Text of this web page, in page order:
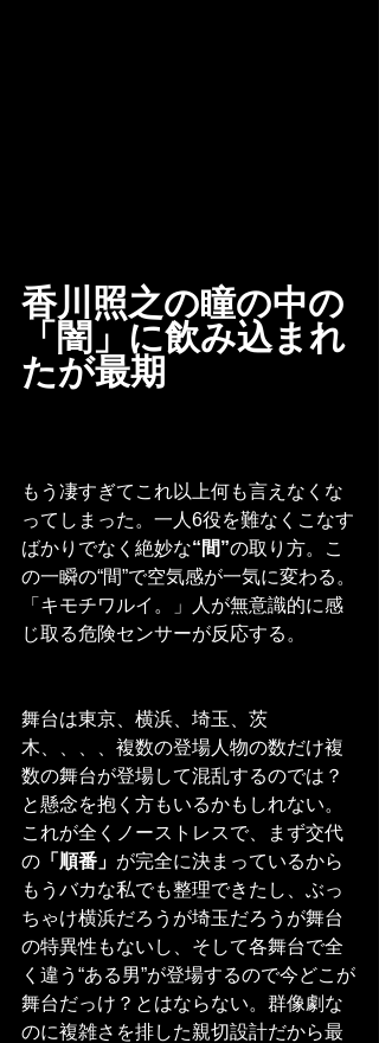
香川照之の瞳の中の
「闇」に飲み込まれ
たが最期
もう凄すぎてこれ以上何も言えなくな
ってしまった。一人6役を難なくこなす
ばかりでなく絶妙な“間”の取り方。こ
の一瞬の“間”で空気感が一気に変わる。
「キモチワルイ。」人が無意識的に感
じ取る危険センサーが反応する。
舞台は東京、横浜、埼玉、茨
木、、、、複数の登場人物の数だけ複
数の舞台が登場して混乱するのでは？
と懸念を抱く方もいるかもしれない。
これが全くノーストレスで、まず交代
の 「順番」 が完全に決まっているから
もうバカな私でも整理できたし、ぶっ
ちゃけ横浜だろうが埼玉だろうが舞台
の特異性もないし、そして各舞台で全
く違う“ある男”が登場するので今どこが
舞台だっけ？とはならない。群像劇な
のに複雑さを排した親切設計だから最